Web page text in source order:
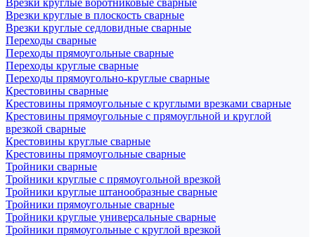
Врезки круглые воротниковые сварные
Врезки круглые в плоскость сварные
Врезки круглые седловидные сварные
Переходы сварные
Переходы прямоугольные сварные
Переходы круглые сварные
Переходы прямоугольно-круглые сварные
Крестовины сварные
Крестовины прямоугольные с круглыми врезками сварные
Крестовины прямоугольные с прямоугльной и круглой
врезкой сварные
Крестовины круглые сварные
Крестовины прямоугольные сварные
Тройники сварные
Тройники круглые с прямоугольной врезкой
Тройники круглые штанообразные сварные
Тройники прямоугольные сварные
Тройники круглые универсальные сварные
Тройники прямоугольные с круглой врезкой